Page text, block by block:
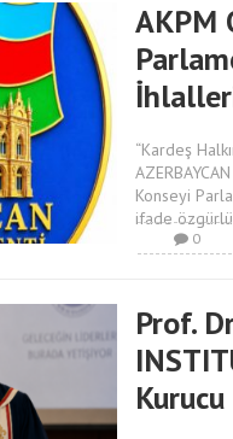
AKPM
“Kardeş
Konseyi
ifade
0
Prof.